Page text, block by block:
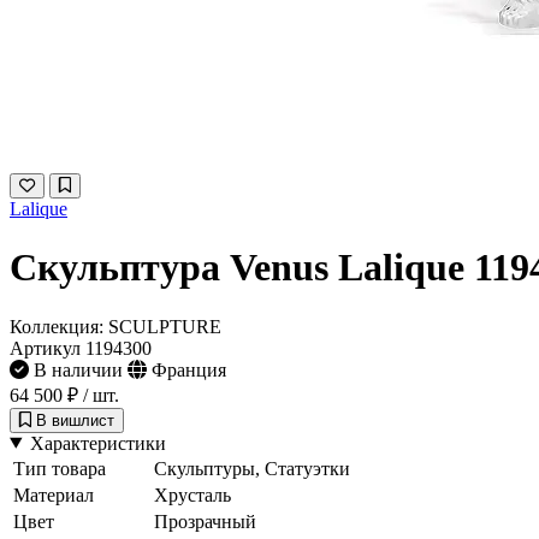
Lalique
Скульптура Venus Lalique
Коллекция: SCULPTURE
Артикул 1194300
В наличии
Франция
64 500 ₽ / шт.
В вишлист
Характеристики
Тип товара
Скульптуры, Статуэтки
Материал
Хрусталь
Цвет
Прозрачный